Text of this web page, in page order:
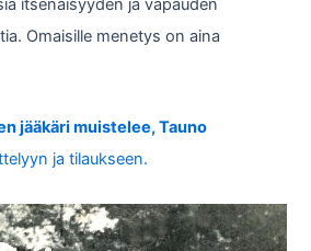
itsenäisyyden ja vapauden
Omaisille menetys on aina
jääkäri muistelee, Tauno
ja tilaukseen.